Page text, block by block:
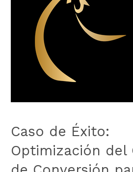
Caso de Éxito:
Optimización del